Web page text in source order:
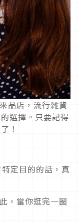
品店，流行雑貨
選擇。只要記得
！
定目的的話，真
，當你逛完一圈